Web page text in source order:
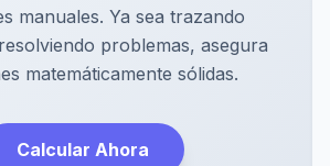
manuales. Ya sea trazando
problemas, asegura
matemáticamente sólidas.
Calcular Ahora